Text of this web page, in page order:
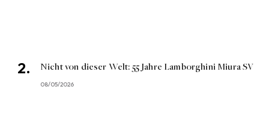
Nicht von dieser Welt: 55 Jahre Lamborghini Miura SV
08/05/2026